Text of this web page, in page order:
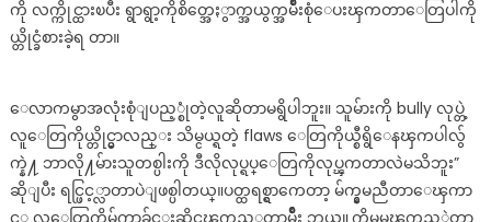
ကို လက္ကိုင္ထားၿပီး ရွာရွာ့ကိုစိတ္အေႏွာက္အယွက္အမ်ိဳးစုံေပးၾကတာေတြပါကို
ယ္တိုင္ခံစားခဲ့ရ တာ။
ေလာကမွာအလုံးစုံျပည့္စုံတဲ့လူဆိုတာမရွိပါဘူး။ သူမ်ားကို bully လုပ္တဲ့
လူေတြကိုယ္တိုင္မွာလည္း သိမ္ငယ္ရတဲ့ flaws ေတြကိုယ္စီရွိေနၾကပါလွ်
က္နဲ႔ ဘာလို႔မ်ားသူတစ္ပါးကို ဒီလိုလုပ္ရပ္ေတြကိုလုပ္ၾကတာလဲမသိဘူး”
ဆိုျပီး ရင္ဖြင့္လာတာပဲျဖစ္ပါတယ္။ပတ္ထရစ္ရွာကေတာ့ မ်က္နွမညီတာေၾကာ